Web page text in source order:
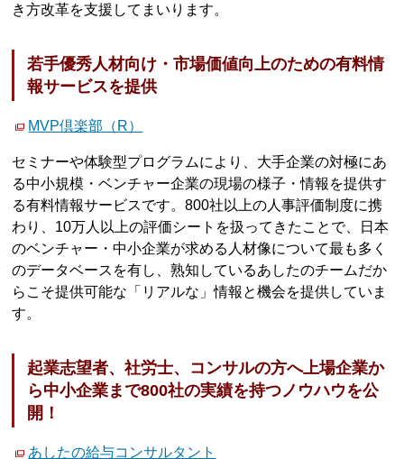
き方改革を支援してまいります。
若手優秀人材向け・市場価値向上のための有料情
報サービスを提供
MVP倶楽部（R）
セミナーや体験型プログラムにより、大手企業の対極にあ
る中小規模・ベンチャー企業の現場の様子・情報を提供す
る有料情報サービスです。800社以上の人事評価制度に携
わり、10万人以上の評価シートを扱ってきたことで、日本
のベンチャー・中小企業が求める人材像について最も多く
のデータベースを有し、熟知しているあしたのチームだか
らこそ提供可能な「リアルな」情報と機会を提供していま
す。
起業志望者、社労士、コンサルの方へ上場企業か
ら中小企業まで800社の実績を持つノウハウを公
開！
あしたの給与コンサルタント